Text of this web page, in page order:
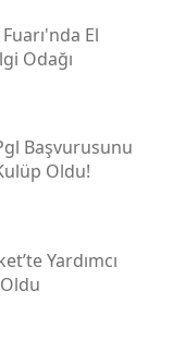
El
Odağı
Başvurusunu
Oldu!
Yardımcı